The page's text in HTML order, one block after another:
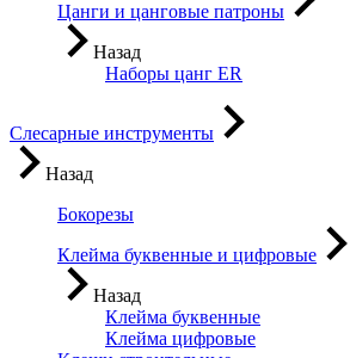
Цанги и цанговые патроны
Назад
Наборы цанг ER
Слесарные инструменты
Назад
Бокорезы
Клейма буквенные и цифровые
Назад
Клейма буквенные
Клейма цифровые